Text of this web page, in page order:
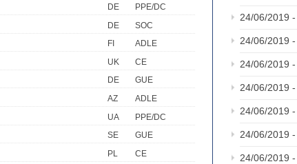
DE
PPE/DC
DE
SOC
FI
ADLE
UK
CE
DE
GUE
AZ
ADLE
UA
PPE/DC
SE
GUE
PL
CE
24/06/2019 -
24/06/2019 -
24/06/2019 -
24/06/2019 -
24/06/2019 -
24/06/2019 -
24/06/2019 -